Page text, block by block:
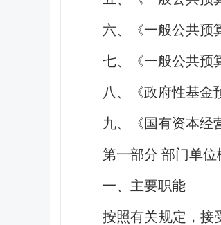
六、《一般公共预
七、《一般公共预
八、《政府性基金
九、《国有资本经
第一部分 部门单位
一、主要职能
按照有关规定，接